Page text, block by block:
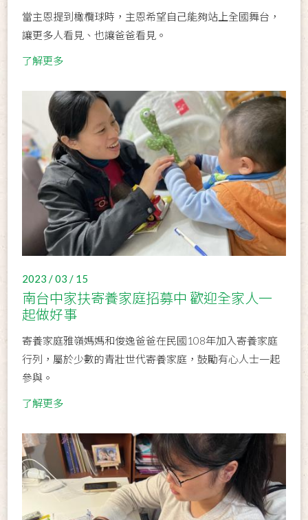
當主恩提到橄欖球時，主恩希望自己能夠站上全國舞台，
讓更多人看見、也讓爸爸看見。
了解更多
2023 / 03 / 15
南台中家扶寄養家庭招募中 歡迎全家人一
起做好事
寄養家庭雅嶺媽媽和俊逸爸爸在民國108年加入寄養家庭
行列，屬於少數的青壯世代寄養家庭，鼓勵有心人士一起
參與。
了解更多